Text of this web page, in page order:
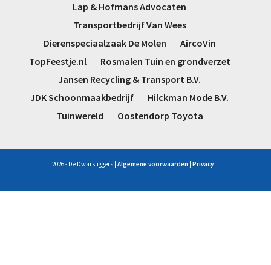
Uw vragen kunt u mailen aan:
Carnavalsboek@dwarsliggers.nl
Op social media zijn we ook te volgen:
Facebook
Instagram
Lap & Hofmans Advocaten
Transportbedrijf Van Wees
Dierenspeciaalzaak De Molen
AircoVin
TopFeestje.nl
Rosmalen Tuin en grondverzet
Jansen Recycling & Transport B.V.
JDK Schoonmaakbedrijf
Hilckman Mode B.V.
Tuinwereld
Oostendorp Toyota
2026 - De Dwarsliggers |Algemene voorwaarden |Privacy